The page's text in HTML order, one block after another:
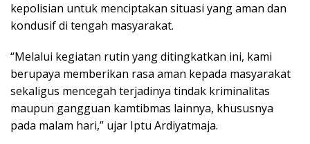
kepolisian untuk menciptakan situasi yang aman dan
kondusif di tengah masyarakat.
“Melalui kegiatan rutin yang ditingkatkan ini, kami
berupaya memberikan rasa aman kepada masyarakat
sekaligus mencegah terjadinya tindak kriminalitas
maupun gangguan kamtibmas lainnya, khususnya
pada malam hari,” ujar Iptu Ardiyatmaja.